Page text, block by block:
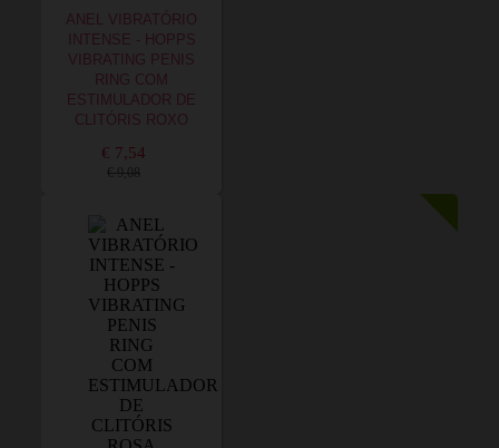
ANEL VIBRATÓRIO
INTENSE - HOPPS
VIBRATING PENIS
RING COM
ESTIMULADOR DE
CLITÓRIS ROXO
€ 7,54
€ 9,08